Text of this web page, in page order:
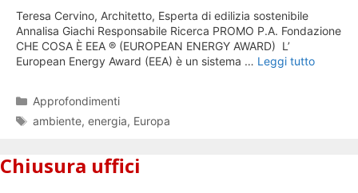
Teresa Cervino, Architetto, Esperta di edilizia sostenibile
Annalisa Giachi Responsabile Ricerca PROMO P.A. Fondazione
CHE COSA È EEA ® (EUROPEAN ENERGY AWARD) L’
European Energy Award (EEA) è un sistema … Leggi tutto
Categorie
Approfondimenti
Tag
ambiente,energia, Europa
Chiusura uffici